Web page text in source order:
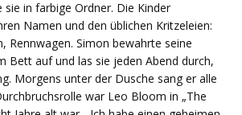
sie in farbige Ordner. Die Kinder
Namen und den üblichen Kritzeleien:
Rennwagen. Simon bewahrte seine
Bett auf und las sie jeden Abend durch,
Morgens unter der Dusche sang er alle
war Leo Bloom in „The